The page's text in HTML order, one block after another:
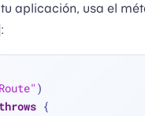
aplicación, usa el
:
)
{